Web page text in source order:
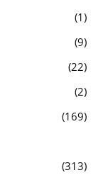
1
9
22
2
169
313